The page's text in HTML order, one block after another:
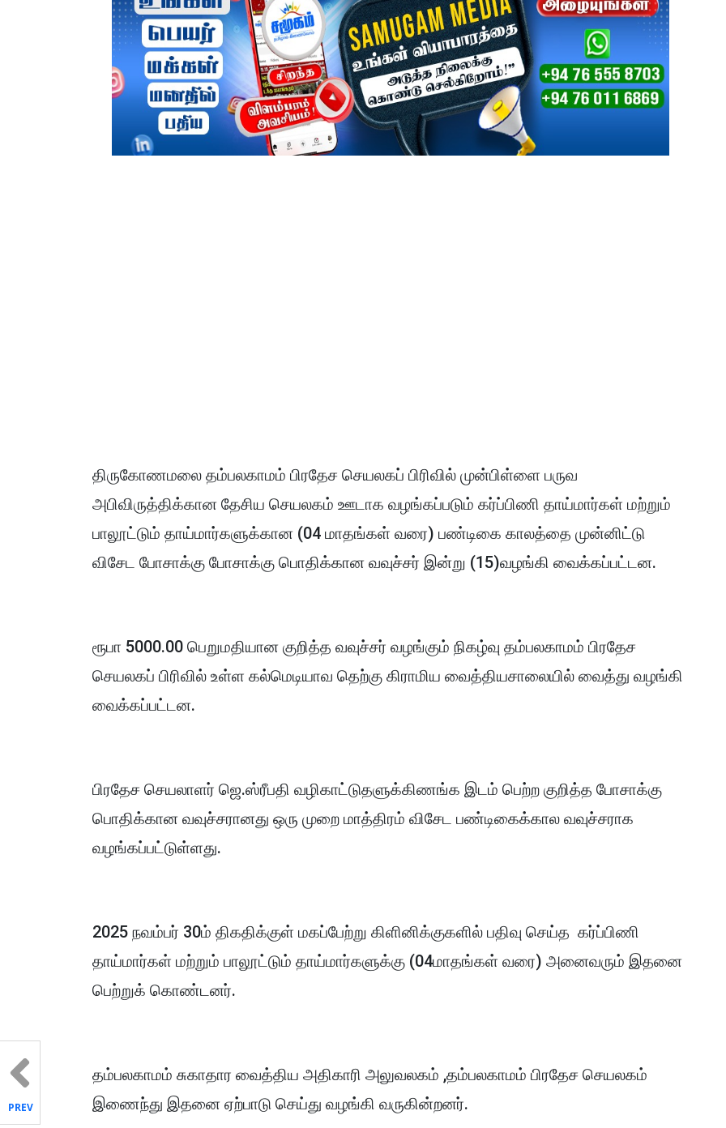
திருகோணமலை தம்பலகாமம் பிரதேச செயலகப் பிரிவில் முன்பிள்ளை பருவ
அபிவிருத்திக்கான தேசிய செயலகம் ஊடாக வழங்கப்படும் கர்ப்பிணி தாய்மார்கள் மற்றும்
பாலூட்டும் தாய்மார்களுக்கான (04 மாதங்கள் வரை) பண்டிகை காலத்தை முன்னிட்டு
விசேட போசாக்கு போசாக்கு பொதிக்கான வவுச்சர் இன்று (15)வழங்கி வைக்கப்பட்டன.
ரூபா 5000.00 பெறுமதியான குறித்த வவுச்சர் வழங்கும் நிகழ்வு தம்பலகாமம் பிரதேச
செயலகப் பிரிவில் உள்ள கல்மெடியாவ தெற்கு கிராமிய வைத்தியசாலையில் வைத்து வழங்கி
வைக்கப்பட்டன.
பிரதேச செயலாளர் ஜெ.ஸ்ரீபதி வழிகாட்டுதளுக்கிணங்க இடம் பெற்ற குறித்த போசாக்கு
பொதிக்கான வவுச்சரானது ஒரு முறை மாத்திரம் விசேட பண்டிகைக்கால வவுச்சராக
வழங்கப்பட்டுள்ளது.
2025 நவம்பர் 30ம் திகதிக்குள் மகப்பேற்று கிளினிக்குகளில் பதிவு செய்த கர்ப்பிணி
தாய்மார்கள் மற்றும் பாலூட்டும் தாய்மார்களுக்கு (04மாதங்கள் வரை) அனைவரும் இதனை
பெற்றுக் கொண்டனர்.
தம்பலகாமம் சுகாதார வைத்திய அதிகாரி அலுவலகம் ,தம்பலகாமம் பிரதேச செயலகம்
இணைந்து இதனை ஏற்பாடு செய்து வழங்கி வருகின்றனர்.
PREV